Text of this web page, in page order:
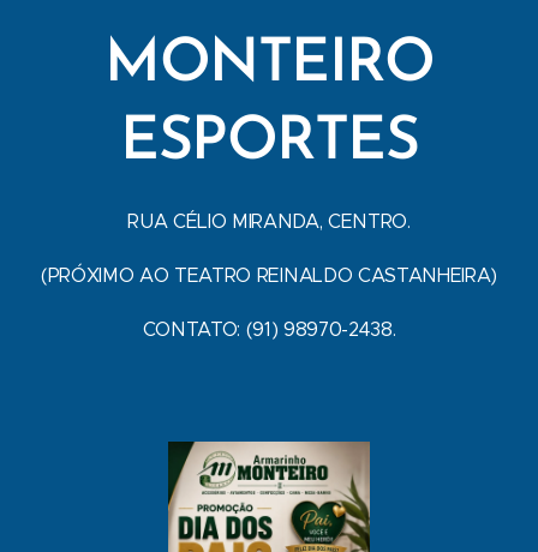
MONTEIRO
ESPORTES
RUA CÉLIO MIRANDA, CENTRO.
(PRÓXIMO AO TEATRO REINALDO CASTANHEIRA)
CONTATO: (91) 98970-2438.